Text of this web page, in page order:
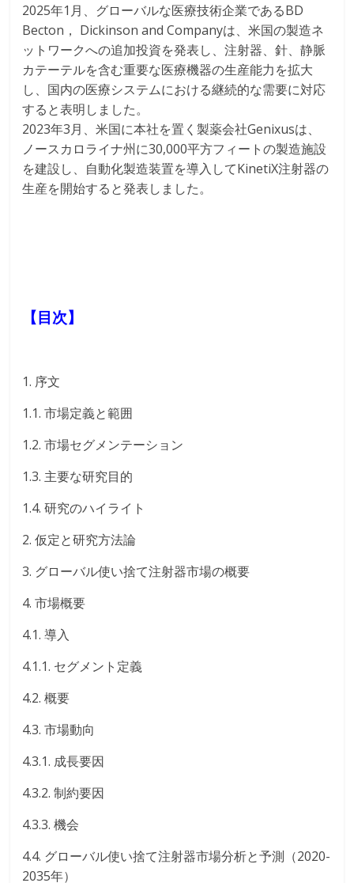
2025年1月、グローバルな医療技術企業であるBD
Becton， Dickinson and Companyは、米国の製造ネ
ットワークへの追加投資を発表し、注射器、針、静脈
カテーテルを含む重要な医療機器の生産能力を拡大
し、国内の医療システムにおける継続的な需要に対応
すると表明しました。
2023年3月、米国に本社を置く製薬会社Genixusは、
ノースカロライナ州に30,000平方フィートの製造施設
を建設し、自動化製造装置を導入してKinetiX注射器の
生産を開始すると発表しました。
【目次】
1. 序文
1.1. 市場定義と範囲
1.2. 市場セグメンテーション
1.3. 主要な研究目的
1.4. 研究のハイライト
2. 仮定と研究方法論
3. グローバル使い捨て注射器市場の概要
4. 市場概要
4.1. 導入
4.1.1. セグメント定義
4.2. 概要
4.3. 市場動向
4.3.1. 成長要因
4.3.2. 制約要因
4.3.3. 機会
4.4. グローバル使い捨て注射器市場分析と予測（2020-
2035年）